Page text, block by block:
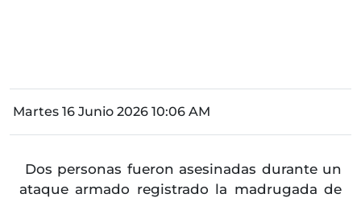
Martes 16 Junio 2026 10:06 AM
Dos personas fueron asesinadas durante un
ataque armado registrado la madrugada de